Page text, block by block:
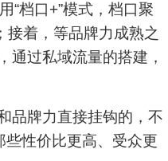
“档口+”模式，档口聚
着，等品牌力成熟之
通过私域流量的搭建，
牌力直接挂钩的，不
些性价比更高、受众更